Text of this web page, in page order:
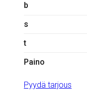
b
s
t
Paino
Pyydä tarjous